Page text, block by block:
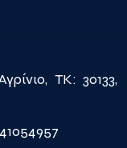
TK: 30133,